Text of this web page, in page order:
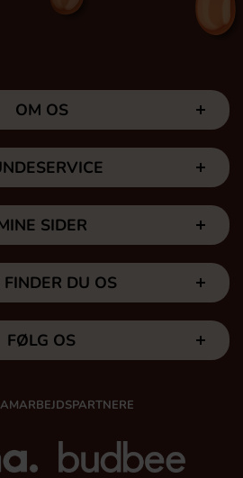
OM OS
SIDER
FINDER DU OS
FØLG OS